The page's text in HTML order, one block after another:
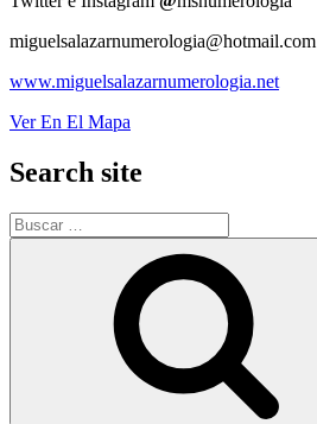
miguelsalazarnumerologia@hotmail.com
www.miguelsalazarnumerologia.net
Ver En El Mapa
Search site
Buscar
por: